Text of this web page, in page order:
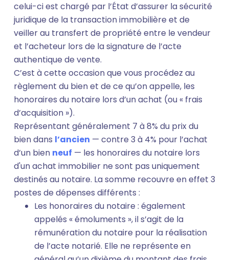
celui-ci est chargé par l’État d’assurer la sécurité
juridique de la transaction immobilière et de
veiller au transfert de propriété entre le vendeur
et l’acheteur lors de la signature de l’acte
authentique de vente.
C’est à cette occasion que vous procédez au
règlement du bien et de ce qu’on appelle, les
honoraires du notaire lors d’un achat (ou « frais
d’acquisition »).
Représentant généralement 7 à 8% du prix du
bien dans l’ancien — contre 3 à 4% pour l’achat
d’un bien neuf — les honoraires du notaire lors
d'un achat immobilier ne sont pas uniquement
destinés au notaire. La somme recouvre en effet 3
postes de dépenses différents :
Les honoraires du notaire : également
appelés « émoluments », il s’agit de la
rémunération du notaire pour la réalisation
de l’acte notarié. Elle ne représente en